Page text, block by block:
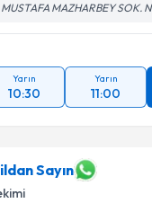
MAZHARBEY SOK.
Yarın
10:30
Yarın
11:00
Sayın